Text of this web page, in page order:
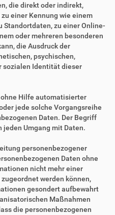
die direkt oder indirekt,
einer Kennung wie einem
Standortdaten, zu einer Online-
oder mehreren besonderen
die Ausdruck der
psychischen,
sozialen Identität dieser
ohne Hilfe automatisierter
jede solche Vorgangsreihe
Daten. Der Begriff
Umgang mit Daten.
personenbezogener
Daten ohne
nicht mehr einer
werden können,
gesondert aufbewahrt
Maßnahmen
die personenbezogenen